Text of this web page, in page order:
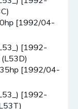
[1992/04-
[1992-
[1992/04-
[1992-